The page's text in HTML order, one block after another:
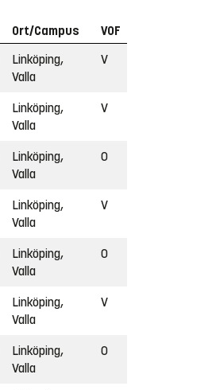
Ort/Campus
VOF
Linköping,
Valla
V
Linköping,
Valla
V
Linköping,
Valla
O
Linköping,
Valla
V
Linköping,
Valla
O
Linköping,
Valla
V
Linköping,
Valla
O